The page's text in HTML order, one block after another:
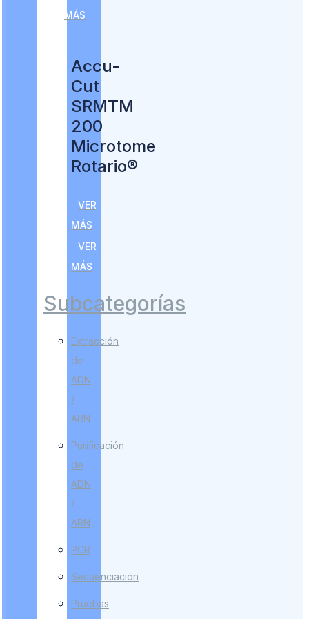
MÁS
Accu-
Cut
SRMTM
200
Microtome
Rotario®
VER
MÁS
VER
MÁS
Subcategorías
Extracción
de
ADN
/
ARN
Purificación
de
ADN
/
ARN
PCR
Secuenciación
Pruebas